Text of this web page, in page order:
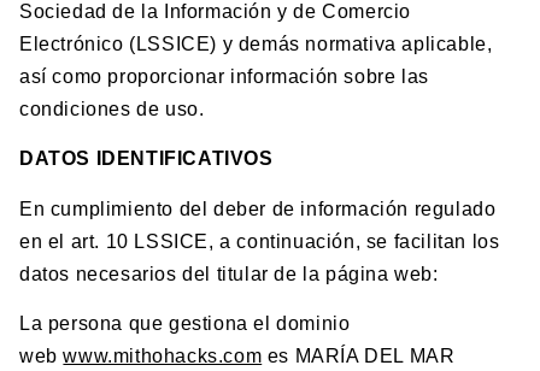
Sociedad de la Información y de Comercio
Electrónico (LSSICE) y demás normativa aplicable,
así como proporcionar información sobre las
condiciones de uso.
DATOS IDENTIFICATIVOS
En cumplimiento del deber de información regulado
en el art. 10 LSSICE, a continuación, se facilitan los
datos necesarios del titular de la página web:
La persona que gestiona el dominio
webwww.mithohacks.com es MARÍA DEL MAR